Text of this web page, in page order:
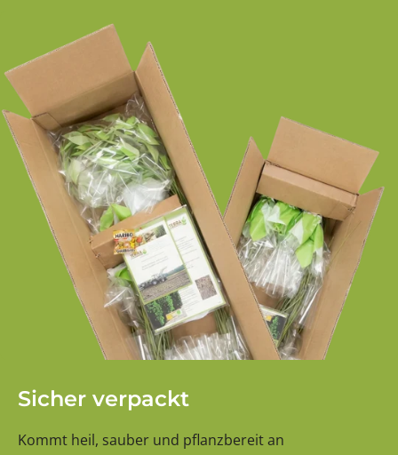
Sicher verpackt
Kommt heil, sauber und pflanzbereit an